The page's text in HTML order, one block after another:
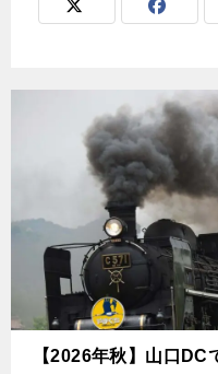
【2026年秋】山口